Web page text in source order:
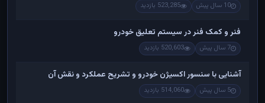
10 سال پیش 523,285 بازدید
فنر و کمک فنر در سیستم تعلیق خودرو
7 سال پیش 520,603 بازدید
آشنایی با سنسور اکسیژن خودرو و تشریح عملکرد و نقش آن
5 سال پیش 514,060 بازدید